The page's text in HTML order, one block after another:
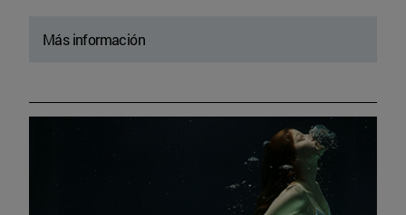
Más información